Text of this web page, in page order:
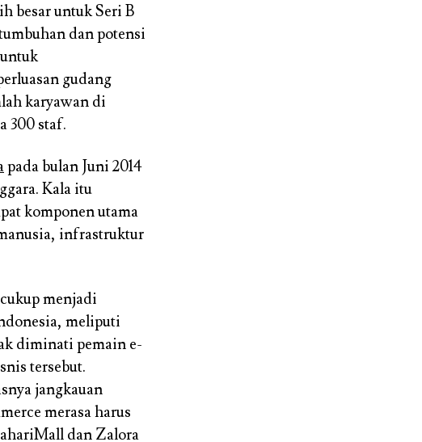
besar untuk Seri B
dan potensi
gudang
karyawan di
300 staf.
pada bulan Juni 2014
Kala itu
komponen utama
infrastruktur
menjadi
meliputi
diminati pemain e-
tersebut.
jangkauan
merasa harus
dan Zalora